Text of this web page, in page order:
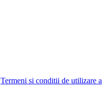
Termeni si conditii de utilizare a